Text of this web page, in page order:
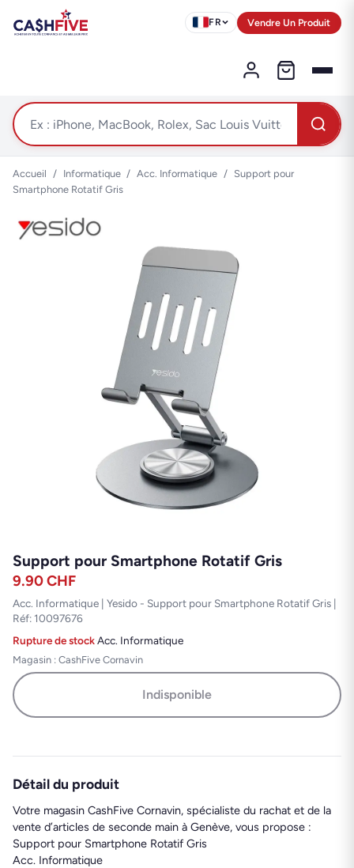
FR Vendre Un Produit
Accueil / Informatique / Acc. Informatique /
Support pour
Smartphone Rotatif Gris
Support pour Smartphone Rotatif Gris
9.90CHF
Acc. Informatique | Yesido - Support pour Smartphone Rotatif Gris |
Réf: 10097676
Rupture de stock·Acc. Informatique
Magasin : CashFive Cornavin
Indisponible
Détail du produit
Votre magasin CashFive Cornavin, spécialiste du rachat et de la
vente d’articles de seconde main à Genève, vous propose :
Support pour Smartphone Rotatif Gris
Acc. Informatique